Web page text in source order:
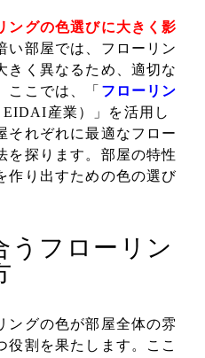
ングの色選びに大きく影
い部屋では、フローリン
きく異なるため、適切な
ここでは、「 フローリン
EIDAI産業）」を活用し
それぞれに最適なフロー
を探ります。部屋の特性
作り出すための色の選び
うフローリン
ングの色が部屋全体の雰
役割を果たします。ここ